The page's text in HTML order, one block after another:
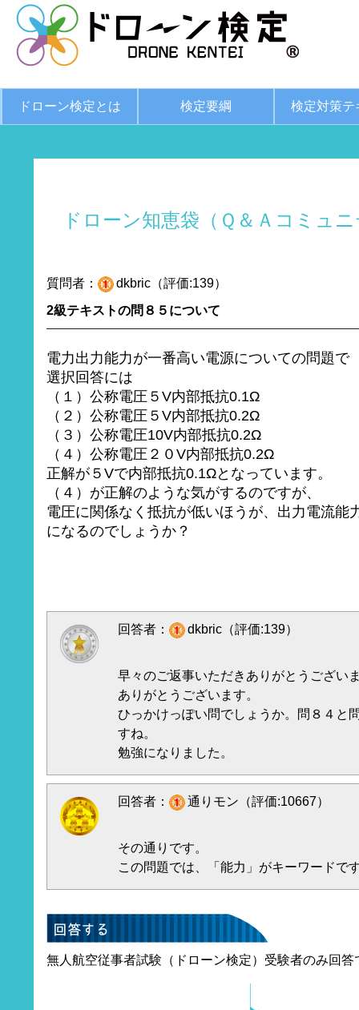
ドローン検定とは 検定要綱 検定対策テ
ドローン知恵袋（Ｑ＆Ａコミュ
質問者：
dkbric（評価:139）
2級テキストの問８５について
電力出力能力が一番高い電源についての問題で
選択回答には
（１）公称電圧５V内部抵抗0.1Ω
（２）公称電圧５V内部抵抗0.2Ω
（３）公称電圧10V内部抵抗0.2Ω
（４）公称電圧２０V内部抵抗0.2Ω
正解が５Vで内部抵抗0.1Ωとなっています。
（４）が正解のような気がするのですが、
電圧に関係なく抵抗が低いほうが、出力電流能
になるのでしょうか？
回答者： dkbric（評価:139）
早々のご返事いただきありがとうござい
ありがとうございます。
ひっかけっぽい問でしょうか。問８４と
すね。
勉強になりました。
回答者： 通りモン（評価:10667）
その通りです。
この問題では、「能力」がキーワードで
無人航空従事者試験（ドローン検定）受験者のみ回答